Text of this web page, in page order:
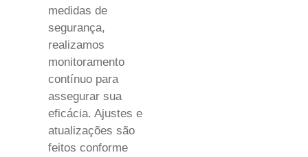
medidas de
segurança,
realizamos
monitoramento
contínuo para
assegurar sua
eficácia. Ajustes e
atualizações são
feitos conforme